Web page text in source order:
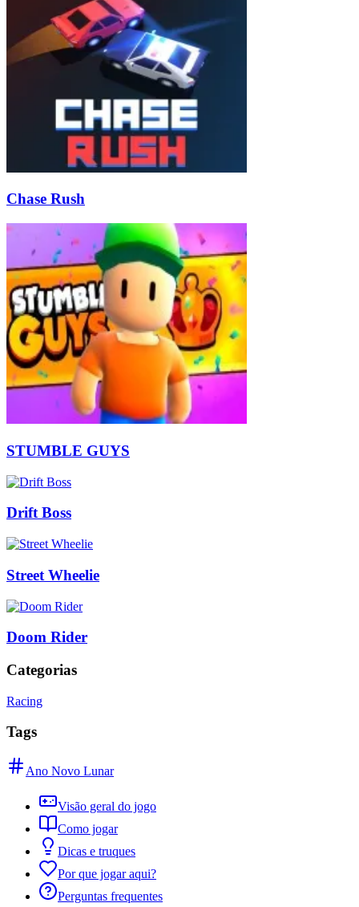
Chase Rush
STUMBLE GUYS
Drift Boss
Street Wheelie
Doom Rider
Categorias
Racing
Tags
Ano Novo Lunar
Visão geral do jogo
Como jogar
Dicas e truques
Por que jogar aqui?
Perguntas frequentes